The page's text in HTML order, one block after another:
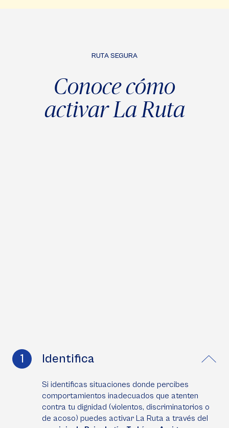
RUTA SEGURA
Conoce cómo
activar La Ruta
Identifica
Si identificas situaciones donde percibes
comportamientos inadecuados que atenten
contra tu dignidad (violentos, discriminatorios o
de acoso) puedes activar La Ruta a través del